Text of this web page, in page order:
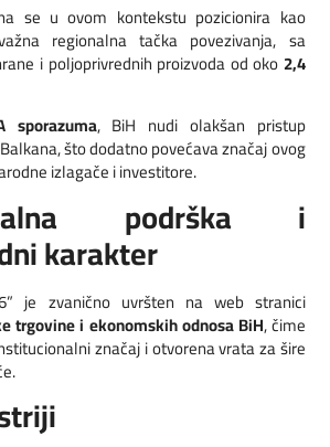
se u ovom kontekstu pozicionira kao
regionalna tačka povezivanja, sa
i poljoprivrednih proizvoda od oko2,4
sporazuma, BiH nudi olakšan pristup
što dodatno povećava značaj ovog
izlagače i investitore.
podrška i
karakter
je zvanično uvršten na web stranici
trgovine i ekonomskih odnosa BiH, čime
značaj i otvorena vrata za šire